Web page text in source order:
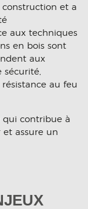
construction et a
aux techniques
en bois sont
aux
au feu
qui contribue à
et assure un